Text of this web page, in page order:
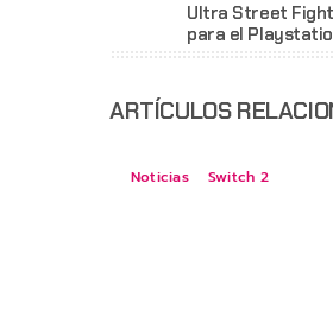
Ultra Street
para el
ARTÍCULOS
Noticias Switch 2